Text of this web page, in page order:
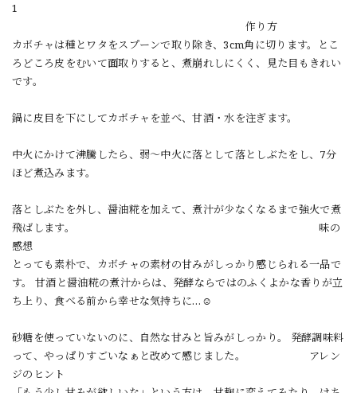
1
作り方
カボチャは種とワタをスプーンで取り除き、3cm角に切ります。とこ
ろどころ皮をむいて面取りすると、煮崩れしにくく、見た目もきれい
です。
鍋に皮目を下にしてカボチャを並べ、甘酒・水を注ぎます。
中火にかけて沸騰したら、弱〜中火に落として落としぶたをし、7分
ほど煮込みます。
落としぶたを外し、醤油糀を加えて、煮汁が少なくなるまで強火で煮
飛ばします。 味の
感想
とっても素朴で、カボチャの素材の甘みがしっかり感じられる一品で
す。 甘酒と醤油糀の煮汁からは、発酵ならではのふくよかな香りが立
ち上り、食べる前から幸せな気持ちに…☺️
砂糖を使っていないのに、自然な甘みと旨みがしっかり。 発酵調味料
って、やっぱりすごいなぁと改めて感じました。 アレン
ジのヒント